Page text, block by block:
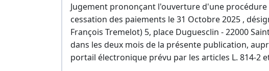
Jugement prononçant l'ouverture d'une
cessation des paiements le 31 Octobre 2025 ,
François Tremelot) 5, place Duguesclin - 22000
dans les deux mois de la présente publication,
portail électronique prévu par les articles L. 814-2